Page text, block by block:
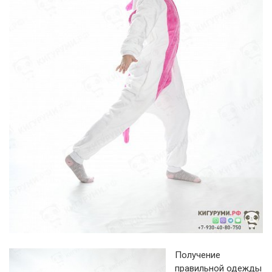
Получение
правильной одежды